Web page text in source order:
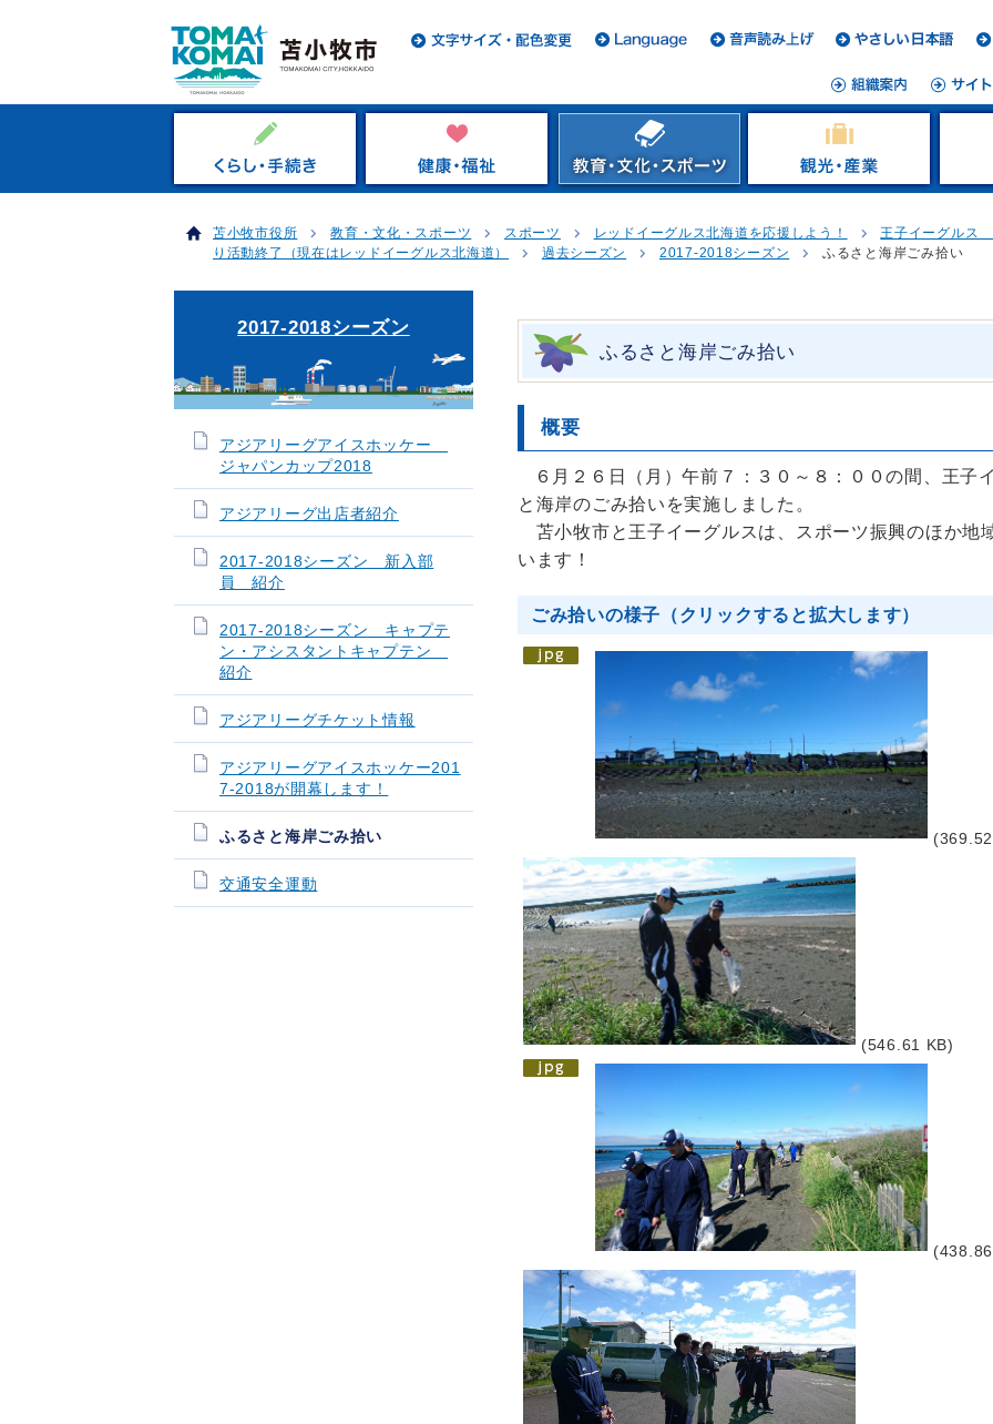
苫小牧市役所 教育・文化・スポーツ スポーツ レッドイーグルス北海道を応援しよう！
王子イーグルス
り活動終了（現在はレッドイーグルス北海道）
過去シーズン 2017-2018シーズン ふるさと海岸ごみ拾い
ふるさと海岸ごみ拾い
概要
６月２６日（月）午前７：３０～８：００の間、王子
と海岸のごみ拾いを実施しました。
苫小牧市と王子イーグルスは、スポーツ振興のほか地
います！
ごみ拾いの様子（クリックすると拡大します）
(546.61 KB)
2017-2018シーズン
アジアリーグアイスホッケー
ジャパンカップ2018
アジアリーグ出店者紹介
2017-2018シーズン 新入部
員 紹介
2017-2018シーズン キャプテ
ン・アシスタントキャプテン
紹介
アジアリーグチケット情報
アジアリーグアイスホッケー201
7-2018が開幕します！
ふるさと海岸ごみ拾い
交通安全運動